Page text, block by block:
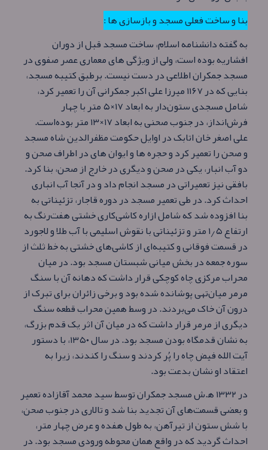
بنا و ساخت فعلی مسجد و بازسازی ها :
به گفته دانشنامه اسلام، ساخت مسجد قبل از دوران
افشاریه بوده است، ولی از ویژگی‌ های معماری عصر صفوی در
مسجد جمکران اطلاعی در دست نیست. برطبق کتیبه مسجد،
بنایی که در ۱۱۶۷ میرزا علی اکبر جمکرانی آن را تعمیر کرد،
شامل مسجدی ستون‌دار به ابعاد ۱۷×۵ متر با چهار
فرش‌انداز، در جنوب صحنی به ابعاد ۱۷×۱۳ متر بوده‌است.
علی اصغر خان اتابک در اوایل حکومت مظفرالدین‌ شاه مسجد
و صحن را تعمیر کرد و حجره‌ ها و ایوان‌ های در اطراف صحن و
دو آب‌ انبار، یکی در صحن و دیگری در خارج از صحن، بنا کرد.
بافقی نیز تعمیراتی در مسجد انجام داد و در آنجا آب انباری
احداث کرد. در طی تعمیر مسجد در دوره قاجار، تزئیناتی به
بنا افزوده شد که شامل ازاره کاشی‌کاری خشتی هفت‌رنگ به
ارتفاع ۱٫۵ متر و تزئیناتی با نقوش اسلیمی با آب طلا و لاجورد
در قسمت فوقانی و کتیبه‌ای از کاشی‌های خشتی به خط ثلث از
سوره جمعه در بخش میانی شبستان مسجد بود. در میان
محراب مرکزی چاه کوچکی قرار داشت که دهانه آن با سنگ
مرمر میان‌تهی پوشانده شده بود و برخی زائران برای تبرک از
درون آن خاک می‌بردند. در وسط همین محراب قطعه سنگ
دیگری از مرمر قرار داشت که در میان آن اثر یک قدم بزرگ،
به نشان قدمگاه بودن مسجد بود. در سال ۱۳۵۰، با دستور
آیت الله فیض چاه را پُر کردند و سنگ را کندند، زیرا به
اعتقاد او نشان بدعت بود.
در ۱۳۳۲ ه‍.ش مسجد جمکران توسط سید محمد آقازاده تعمیر
و بعضی قسمت‌های آن تجدید بنا شد و تالاری در جنوب صحن،
با شش ستون از تیرآهن، به طول هفده و عرض چهار متر،
احداث گردید که در واقع همان محوطه ورودی مسجد بود. در